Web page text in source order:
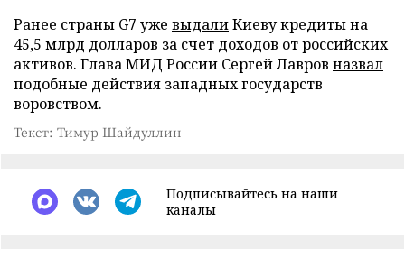
Ранее страны G7 уже выдалиКиеву кредиты на
45,5 млрд долларов за счет доходов от российских
активов. Глава МИД России Сергей Лавров назвал
подобные действия западных государств
воровством.
Текст: Тимур Шайдуллин
Подписывайтесь на наши
каналы